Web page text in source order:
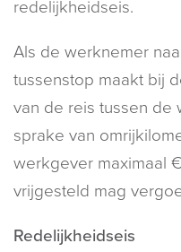
redelijkheidseis.
Als de werknemer
tussenstop maakt bij
van de reis tussen de
sprake van
werkgever maximaal
vrijgesteld mag
Redelijkheidseis